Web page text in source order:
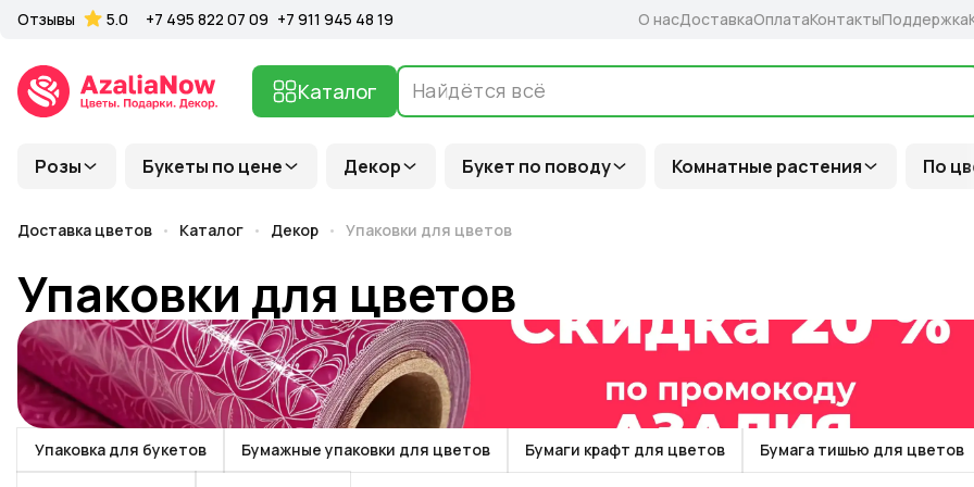
Розы Букеты по цене Декор Букет по поводу Комнатные растения По
Каталог
Отзывы 5.0 +7 495 822 07 09 +7 911 945 48 19 О насДоставкаОплатаКонтактыПоддержка
Доставка цветов Каталог Декор Упаковки для цветов
Упаковки для цветов
Упаковка для букетов Бумажные упаковки для цветов Бумаги крафт для цветов Бумага тишью для цветов